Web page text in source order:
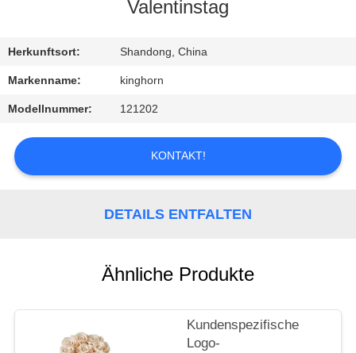
SIE
MIT
UNS
IN
VERBINDUNG
FORDERN
NACHRICHTEN
Valentinstag
Herkunftsort: Shandong, China
Markenname: kinghorn
Modellnummer: 121202
KONTAKT!
DETAILS ENTFALTEN
Ähnliche Produkte
Kundenspezifische
Logo-